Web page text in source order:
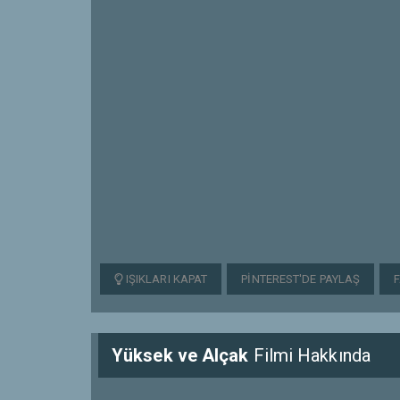
IŞIKLARI KAPAT PINTEREST'DE PAYLAŞ
Yüksek ve Alçak Filmi Hakkında